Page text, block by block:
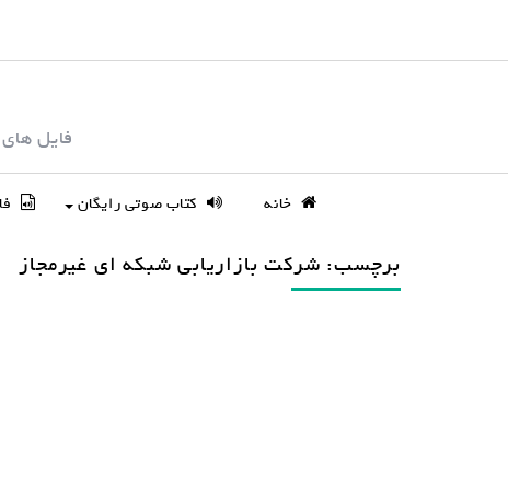
o
فایل
خانه کتاب صوتی رایگان
برچسب: شرکت بازاریابی شبکه ای غیرمجاز